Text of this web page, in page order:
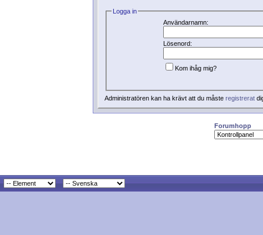
Logga in
Användarnamn:
Lösenord:
Kom ihåg mig?
Administratören kan ha krävt att du måste registrerat
Forumhopp